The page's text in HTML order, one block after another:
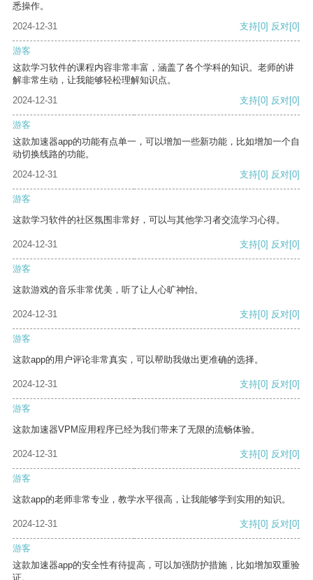
悉操作。
2024-12-31
支持[0] 反对[0]
游客
这款学习软件的课程内容非常丰富，涵盖了各个学科的知识。老师的讲
解非常生动，让我能够轻松理解知识点。
2024-12-31
支持[0] 反对[0]
游客
这款加速器app的功能有点单一，可以增加一些新功能，比如增加一个自
动切换线路的功能。
2024-12-31
支持[0] 反对[0]
游客
这款学习软件的社区氛围非常好，可以与其他学习者交流学习心得。
2024-12-31 支持[0] 反对[0]
游客
这款游戏的音乐非常优美，听了让人心旷神怡。
2024-12-31 支持[0] 反对[0]
游客
这款app的用户评论非常真实，可以帮助我做出更准确的选择。
2024-12-31 支持[0] 反对[0]
游客
这款加速器VPM应用程序已经为我们带来了无限的流畅体验。
2024-12-31 支持[0] 反对[0]
游客
这款app的老师非常专业，教学水平很高，让我能够学到实用的知识。
2024-12-31 支持[0] 反对[0]
游客
这款加速器app的安全性有待提高，可以加强防护措施，比如增加双重验
证。